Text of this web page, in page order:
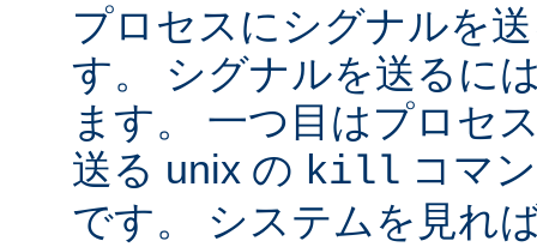
プロセスにシグナルを
す。 シグナルを送るに
ます。 一つ目はプロセ
送る unix の kill コマ
です。 システムを見れ